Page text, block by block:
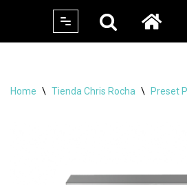
Home \ Tienda Chris Rocha \ Preset